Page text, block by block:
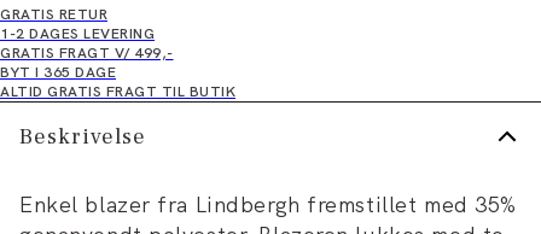
GRATIS RETUR
1-2 DAGES LEVERING
GRATIS FRAGT V/ 499,-
BYT I 365 DAGE
ALTID GRATIS FRAGT TIL BUTIK
Beskrivelse
Enkel blazer fra Lindbergh fremstillet med 35%